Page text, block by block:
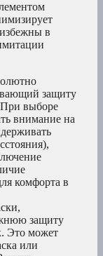
в
защиту
При выборе
внимание на
комфорта в
защиту
Это может
или